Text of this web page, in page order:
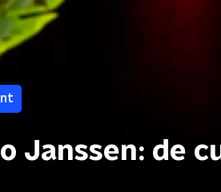
Janssen: de